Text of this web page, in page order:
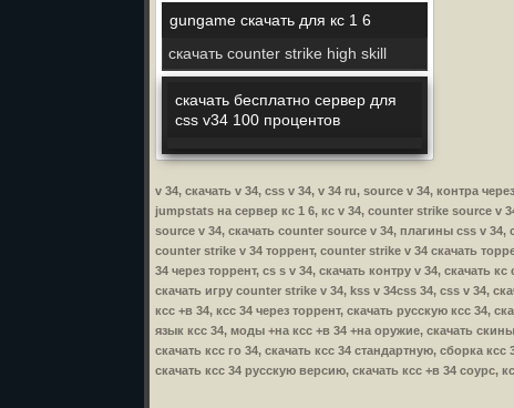
gungame скачать для кс 1 6
скачать counter strike high skill
скачать бесплатно сервер для
css v34 100 процентов
v 34, скачать v 34, css v 34, v 34 ru, source v 34, контра
jumpstats на сервер кс 1 6, кс v 34, counter strike source v
source v 34, скачать counter source v 34, плагины css v 34,
counter strike v 34 торрент, counter strike v 34 скачать
34 через торрент, cs s v 34, скачать контру v 34, скачать
скачать игру counter strike v 34, kss v 34css 34, css v 34,
ксс +в 34, ксс 34 через торрент, скачать русскую ксс 34,
язык ксс 34, моды +на ксс +в 34 +на оружие, скачать
скачать ксс го 34, скачать ксс 34 стандартную, сборка
скачать ксс 34 русскую версию, скачать ксс +в 34 соурс,